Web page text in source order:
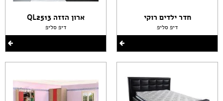
חדר ילדים רוקי
דיפ סליפ
ארון הזזה QL2513
דיפ סליפ